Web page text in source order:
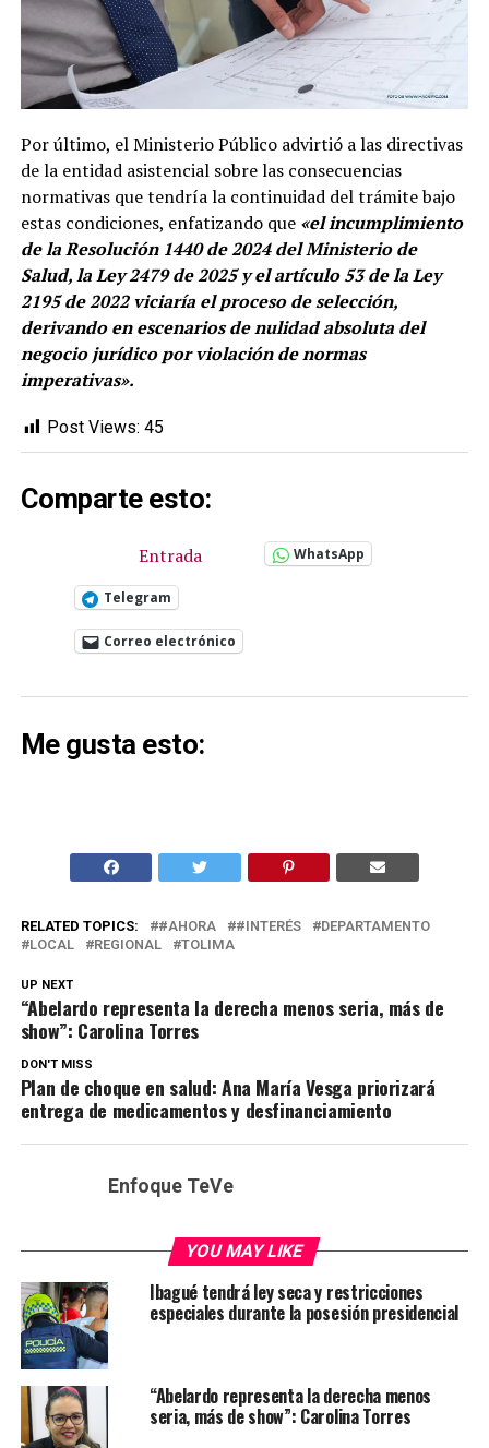
Por último, el Ministerio Público advirtió a las directivas
de la entidad asistencial sobre las consecuencias
normativas que tendría la continuidad del trámite bajo
estas condiciones, enfatizando que «el incumplimiento
de la Resolución 1440 de 2024 del Ministerio de
Salud, la Ley 2479 de 2025 y el artículo 53 de la Ley
2195 de 2022 viciaría el proceso de selección,
derivando en escenarios de nulidad absoluta del
negocio jurídico por violación de normas
imperativas».
Post Views: 45
Comparte esto:
Entrada WhatsApp
Telegram
Correo electrónico
Me gusta esto:
RELATED TOPICS: #AHORA #INTERÉS
DEPARTAMENTO
LOCAL
REGIONAL TOLIMA
UP NEXT
“Abelardo representa la derecha menos seria, más de
show”: Carolina Torres
DON'T MISS
Plan de choque en salud: Ana María Vesga priorizará
entrega de medicamentos y desfinanciamiento
Enfoque TeVe
YOU MAY LIKE
Ibagué tendrá ley seca y restricciones
especiales durante la posesión presidencial
“Abelardo representa la derecha menos
seria, más de show”: Carolina Torres